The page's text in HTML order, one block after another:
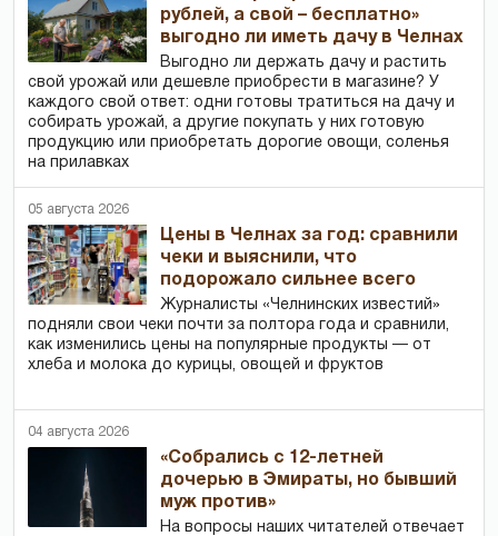
рублей, а свой – бесплатно»
выгодно ли иметь дачу в Челнах
Выгодно ли держать дачу и растить
свой урожай или дешевле приобрести в магазине? У
каждого свой ответ: одни готовы тратиться на дачу и
собирать урожай, а другие покупать у них готовую
продукцию или приобретать дорогие овощи, соленья
на прилавках
05 августа 2026
Цены в Челнах за год: сравнили
чеки и выяснили, что
подорожало сильнее всего
Журналисты «Челнинских известий»
подняли свои чеки почти за полтора года и сравнили,
как изменились цены на популярные продукты — от
хлеба и молока до курицы, овощей и фруктов
04 августа 2026
«Собрались с 12-летней
дочерью в Эмираты, но бывший
муж против»
На вопросы наших читателей отвечает